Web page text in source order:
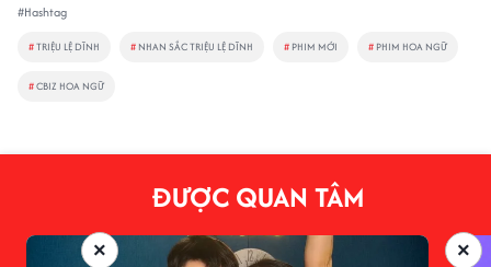
#Hashtag
#TRIỆU LỆ DĨNH # NHAN SẮC TRIỆU LỆ DĨNH # PHIM MỚI # PHIM HOA NGỮ
#CBIZ HOA NGỮ
ĐƯỢC QUAN TÂM
×
×